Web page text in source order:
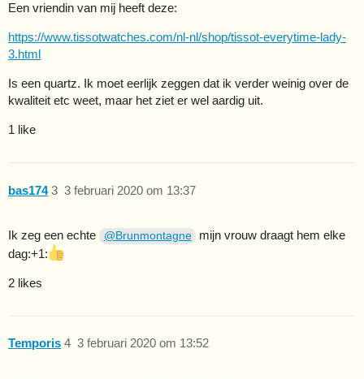
Een vriendin van mij heeft deze:
https://www.tissotwatches.com/nl-nl/shop/tissot-everytime-lady-
3.html
Is een quartz. Ik moet eerlijk zeggen dat ik verder weinig over de
kwaliteit etc weet, maar het ziet er wel aardig uit.
1 like
bas174 3 februari 2020 om 13:37
3
Ik zeg een echte @Brunmontagne
mijn vrouw draagt hem elke
dag​:+1:
2 likes
Temporis 3 februari 2020 om 13:52
4